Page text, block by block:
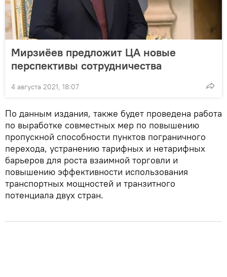
Мирзиёев предложит ЦА новые
перспективы сотрудничества
4 августа 2021, 18:07
По данным издания, также будет проведена работа
по выработке совместных мер по повышению
пропускной способности пунктов пограничного
перехода, устранению тарифных и нетарифных
барьеров для роста взаимной торговли и
повышению эффективности использования
транспортных мощностей и транзитного
потенциала двух стран.